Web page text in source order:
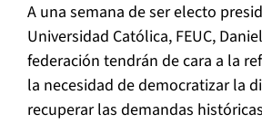
A una semana de ser electo
Universidad Católica, FEUC,
federación tendrán de cara a la
la necesidad de democratizar la
recuperar las demandas